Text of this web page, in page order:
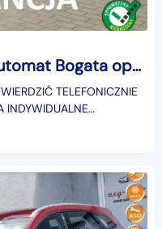
Opel Combo IV F.23% Automat Bogata opcja Serwis Gwarancja
TELEFONICZNIE
INDYWIDUALNE
egzemplarz.